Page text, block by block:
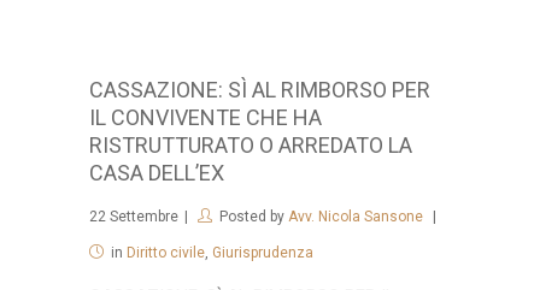
CASSAZIONE: SÌ AL RIMBORSO PER
IL CONVIVENTE CHE HA
RISTRUTTURATO O ARREDATO LA
CASA DELL’EX
22 Settembre Posted by Avv. Nicola Sansone
in Diritto civile Giurisprudenza